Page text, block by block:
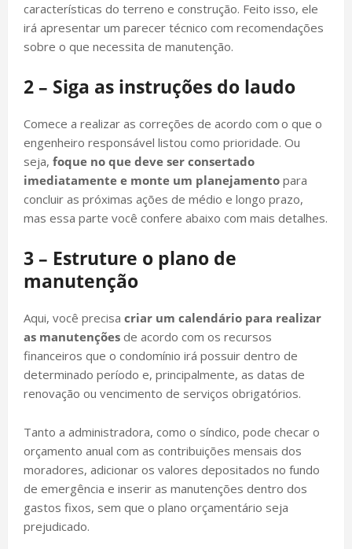
características do terreno e construção. Feito isso, ele
irá apresentar um parecer técnico com recomendações
sobre o que necessita de manutenção.
2 – Siga as instruções do laudo
Comece a realizar as correções de acordo com o que o
engenheiro responsável listou como prioridade. Ou
seja, foque no que deve ser consertado
imediatamente e monte um planejamento para
concluir as próximas ações de médio e longo prazo,
mas essa parte você confere abaixo com mais detalhes.
3 – Estruture o plano de
manutenção
Aqui, você precisa criar um calendário para realizar
as manutenções de acordo com os recursos
financeiros que o condomínio irá possuir dentro de
determinado período e, principalmente, as datas de
renovação ou vencimento de serviços obrigatórios.
Tanto a administradora, como o síndico, pode checar o
orçamento anual com as contribuições mensais dos
moradores, adicionar os valores depositados no fundo
de emergência e inserir as manutenções dentro dos
gastos fixos, sem que o plano orçamentário seja
prejudicado.